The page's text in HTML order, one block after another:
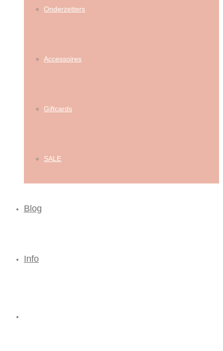
Onderzetters
Accessoires
Giftcards
SALE
Blog
Info